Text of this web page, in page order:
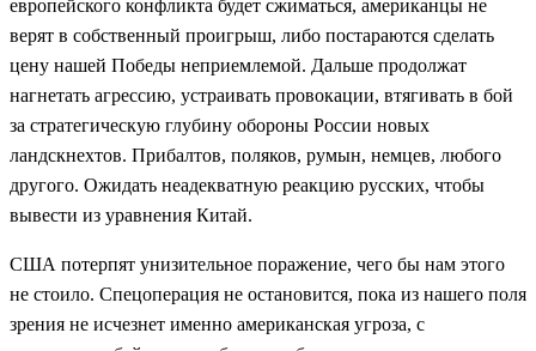
европейского конфликта будет сжиматься, американцы не
верят в собственный проигрыш, либо постараются сделать
цену нашей Победы неприемлемой. Дальше продолжат
нагнетать агрессию, устраивать провокации, втягивать в бой
за стратегическую глубину обороны России новых
ландскнехтов. Прибалтов, поляков, румын, немцев, любого
другого. Ожидать неадекватную реакцию русских, чтобы
вывести из уравнения Китай.
США потерпят унизительное поражение, чего бы нам этого
не стоило. Спецоперация не остановится, пока из нашего поля
зрения не исчезнет именно американская угроза, с